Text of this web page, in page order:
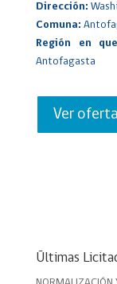
Dirección:
Comuna:
Región en
Antofagasta
Ver
Últimas